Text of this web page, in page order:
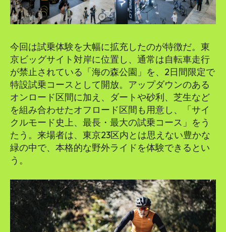
今回は試乗体験を大幅に拡充したのが特徴だ。東
京ビッグサイト対岸に位置し、通常は自転車走行
が禁止されている「海の森公園」を、2日間限定で
特設試乗コースとして開放。アップダウンのある
オンロード区間に加え、ダートや砂利、芝生など
を組み合わせたオフロード区間も用意し、「サイ
クルモード史上、最長・最大の試乗コース」をう
たう。来場者は、東京23区内とは思えない豊かな
緑の中で、本格的な野外ライドを体験できるとい
う。